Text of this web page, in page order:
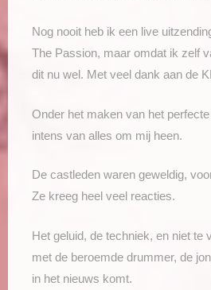
Nog nooit heb ik een live
The Passion, maar omdat ik zelf
dit nu wel. Met veel dank aan de
Onder het maken van het
intens van alles om mij heen.
De castleden waren geweldig,
Ze kreeg heel veel reacties.
Het geluid, de techniek, en niet te
met de beroemde drummer, de
in het nieuws komt.